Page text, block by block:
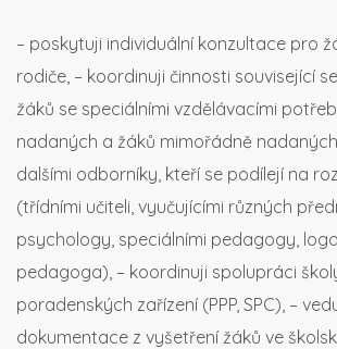
– poskytuji individuální konzultace pro
rodiče, – koordinuji činnosti související
žáků se speciálními vzdělávacími
nadaných a žáků mimořádně
dalšími odborníky, kteří se podílejí na
(třídními učiteli, vyučujícími různých
psychology, speciálními pedagogy,
pedagoga), – koordinuji spolupráci
poradenských zařízení (PPP, SPC), –
dokumentace z vyšetření žáků ve